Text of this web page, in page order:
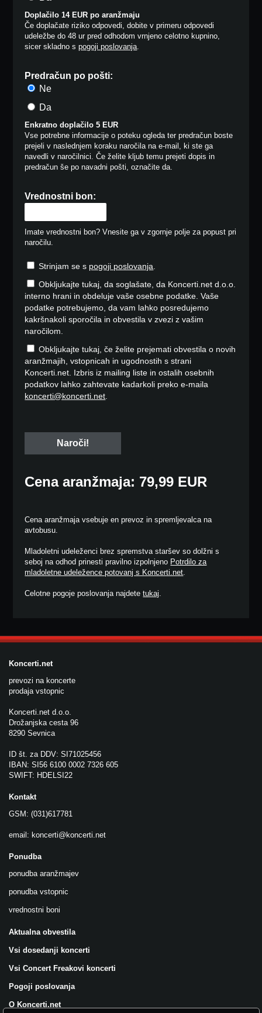
Doplačilo 14 EUR po aranžmaju
Če doplačate riziko odpovedi, dobite v primeru odpovedi
udeležbe do 48 ur pred odhodom vrnjeno celotno kupnino,
sicer skladno spogoji poslovanja.
Predračun po pošti:
Ne
Da
Enkratno doplačilo 5 EUR
Vse potrebne informacije o poteku ogleda ter predračun boste
prejeli v naslednjem koraku naročila na e-mail, ki ste ga
navedli v naročilnici. Če želite kljub temu prejeti dopis in
predračun še po navadni pošti, označite da.
Vrednostni bon:
Imate vrednostni bon? Vnesite ga v zgornje polje za popust pri
naročilu.
Strinjam se s pogoji poslovanja.
Obkljukajte tukaj, da soglašate, da Koncerti.net d.o.o.
interno hrani in obdeluje vaše osebne podatke. Vaše
podatke potrebujemo, da vam lahko posredujemo
kakršnakoli sporočila in obvestila v zvezi z vašim
naročilom.
Obkljukajte tukaj, če želite prejemati obvestila o novih
aranžmajih, vstopnicah in ugodnostih s strani
Koncerti.net. Izbris iz mailing liste in ostalih osebnih
podatkov lahko zahtevate kadarkoli preko e-maila
koncerti@koncerti.net.
Cena aranžmaja: 79,99 EUR
Cena aranžmaja vsebuje en prevoz in spremljevalca na
avtobusu.
Mladoletni udeleženci brez spremstva staršev so dolžni s
seboj na odhod prinesti pravilno izpolnjeno Potrdilo za
mladoletne udeležence potovanj s Koncerti.net.
Celotne pogoje poslovanja najdetetukaj.
Koncerti.net
prevozi na koncerte
prodaja vstopnic
Koncerti.net d.o.o.
Drožanjska cesta 96
8290 Sevnica
ID št. za DDV: SI71025456
IBAN: SI56 6100 0002 7326 605
SWIFT: HDELSI22
Kontakt
GSM: (031)617781
email: koncerti@koncerti.net
Ponudba
ponudba aranžmajev
ponudba vstopnic
vrednostni boni
Aktualna obvestila
Vsi dosedanji koncerti
Vsi Concert Freakovi koncerti
Pogoji poslovanja
O Koncerti.net